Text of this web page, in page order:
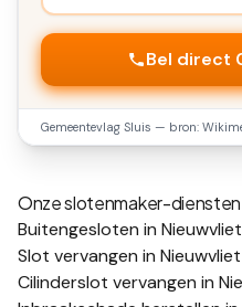
Bel direct
Gemeentevlag Sluis — bron:
Onze slotenmaker-diensten
Buitengesloten in Nieuwvliet
Slot vervangen in Nieuwvliet
Cilinderslot vervangen in